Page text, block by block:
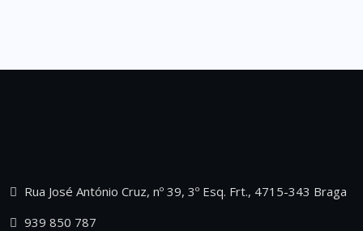
Rua José António Cruz, nº 39, 3º Esq. Frt., 4715-343 Braga
939 850 787